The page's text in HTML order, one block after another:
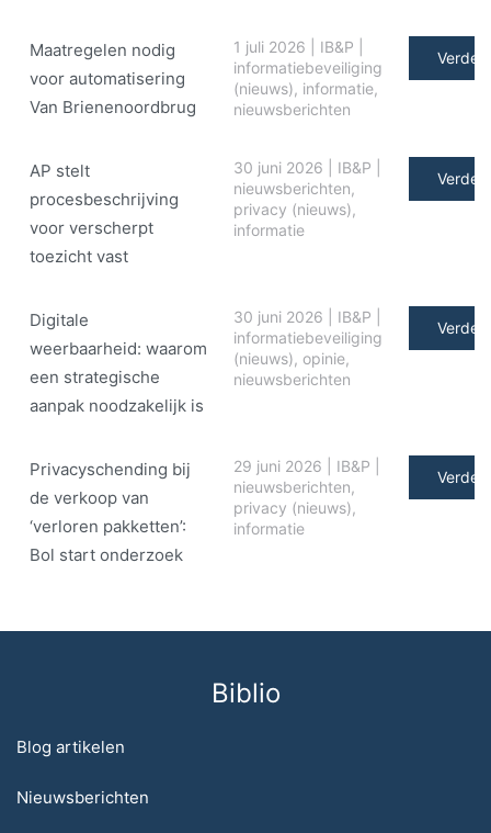
Maatregelen nodig
voor automatisering
Van Brienenoordbrug
1 juli 2026 IB&P
informatiebeveiliging
(nieuws), informatie,
nieuwsberichten
Verder
AP stelt
procesbeschrijving
voor verscherpt
toezicht vast
30 juni 2026 IB&P
nieuwsberichten,
privacy (nieuws),
informatie
Verder
Digitale
weerbaarheid: waarom
een strategische
aanpak noodzakelijk is
30 juni 2026 IB&P
informatiebeveiliging
(nieuws), opinie,
nieuwsberichten
Verder
Privacyschending bij
de verkoop van
‘verloren pakketten’:
Bol start onderzoek
29 juni 2026 IB&P
nieuwsberichten,
privacy (nieuws),
informatie
Verder
Biblio
Blog artikelen
Nieuwsberichten